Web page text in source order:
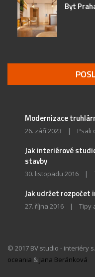
Byt
Modernizace
26. září 2023 | Psali
Jak interiérové
stavby
30. listopadu 2016 |
Jak udržet rozpočet
27. října 2016 | Tipy
© 2017 BV studio - interiéry
oceania & Jana Beránková